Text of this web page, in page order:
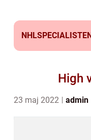
High
23 maj 2022 admin